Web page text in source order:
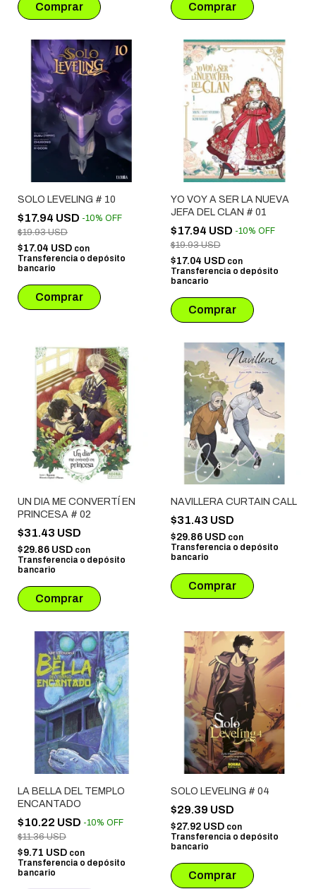
SOLO LEVELING # 10
$17.94 USD -10% OFF
$19.93 USD
$17.04 USD con
Transferencia o depósito
bancario
YO VOY A SER LA NUEVA
JEFA DEL CLAN # 01
$17.94 USD -10% OFF
$19.93 USD
$17.04 USD con
Transferencia o depósito
bancario
UN DIA ME CONVERTÍ EN
PRINCESA # 02
$31.43 USD
$29.86 USD con
Transferencia o depósito
bancario
NAVILLERA CURTAIN CALL
$31.43 USD
$29.86 USD con
Transferencia o depósito
bancario
LA BELLA DEL TEMPLO
ENCANTADO
$10.22 USD -10% OFF
$11.36 USD
$9.71 USD con
Transferencia o depósito
bancario
SOLO LEVELING # 04
$29.39 USD
$27.92 USD con
Transferencia o depósito
bancario